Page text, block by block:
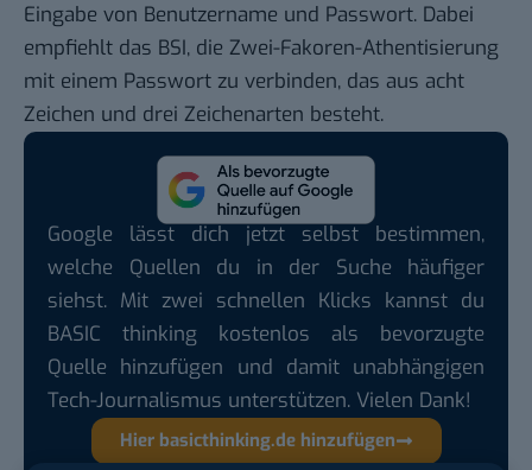
Eingabe von Benutzername und Passwort. Dabei
empfiehlt das BSI, die Zwei-Fakoren-Athentisierung
mit einem Passwort zu verbinden, das aus acht
Zeichen und drei Zeichenarten besteht.
Google lässt dich jetzt selbst bestimmen,
welche Quellen du in der Suche häufiger
siehst. Mit zwei schnellen Klicks kannst du
BASIC thinking kostenlos als bevorzugte
Quelle hinzufügen und damit unabhängigen
Tech-Journalismus unterstützen. Vielen Dank!
Hier basicthinking.de hinzufügen